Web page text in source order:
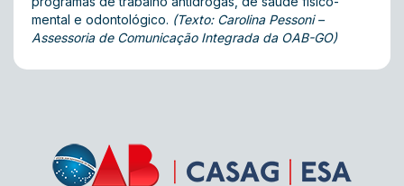
mental e odontológico. (Texto: Carolina Pessoni –
Assessoria de Comunicação Integrada da OAB-GO)